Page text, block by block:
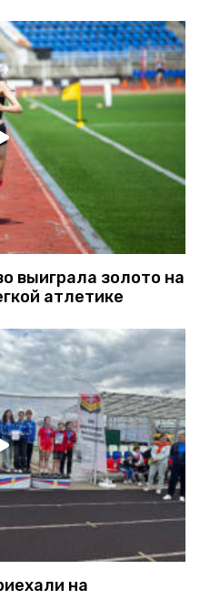
выиграла золото на
атлетике
на